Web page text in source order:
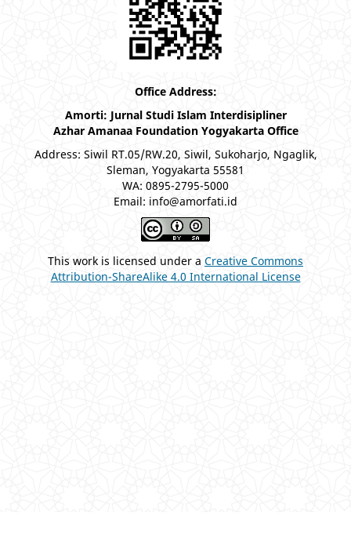
Office Address:
Amorti: Jurnal Studi Islam Interdisipliner
Azhar Amanaa Foundation Yogyakarta Office
Address: Siwil RT.05/RW.20, Siwil, Sukoharjo, Ngaglik,
Sleman, Yogyakarta 55581
WA: 0895-2795-5000
Email: info@amorfati.id
This work is licensed under a Creative Commons
Attribution-ShareAlike 4.0 International License